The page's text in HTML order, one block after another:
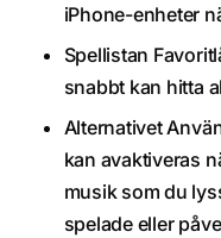
iPhone-enheter
Spellistan
snabbt kan hitta
Alternativet
kan avaktiveras
musik som du
spelade eller